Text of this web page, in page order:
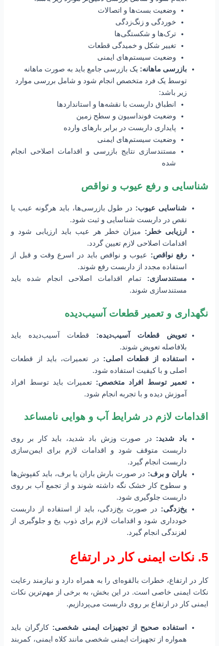
وضعیت بست‌ها و اتصالات
خوردگی و زنگ‌زدگی
ترک‌ها و شکستگی‌ها
تغییر شکل و خمیدگی قطعات
وضعیت سیستم‌های ایمنی
بازرسی ماهانه: یک بازرسی جامع باید به صورت ماهانه
توسط یک فرد متخصص انجام شود و شامل بررسی موارد
زیر باشد:
انطباق داربست با نقشه‌ها و استانداردها
وضعیت فونداسیون و سطح زمین
پایداری داربست در برابر بارهای وارده
وضعیت سیستم‌های ایمنی
مستندسازی نتایج بازرسی و اقدامات اصلاحی انجام
شده
شناسایی و رفع عیوب و نواقص
شناسایی عیوب: در طول بازرسی‌ها، باید هرگونه عیب یا
نقص در داربست شناسایی و ثبت شود.
ارزیابی خطر: میزان خطر هر عیب باید ارزیابی شود و
اقدامات اصلاحی لازم تعیین گردد.
رفع نواقص: عیوب و نواقص باید در اسرع وقت و قبل از
استفاده مجدد از داربست رفع شوند.
مستندسازی: تمام اقدامات اصلاحی انجام شده باید
مستندسازی شوند.
نگهداری و تعمیر قطعات آسیب‌دیده
تعویض قطعات آسیب‌دیده: قطعات آسیب‌دیده باید
بلافاصله تعویض شوند.
استفاده از قطعات اصلی: در تعمیرات، باید از قطعات
اصلی و با کیفیت استفاده شود.
تعمیر توسط افراد متخصص: تعمیرات باید توسط افراد
آموزش دیده و با تجربه انجام شود.
اقدامات لازم در شرایط آب و هوایی نامساعد
باد شدید: در صورت وزش باد شدید، باید کار بر روی
داربست متوقف شود و اقدامات لازم برای ایمن‌سازی
داربست انجام گیرد.
باران و برف: در صورت بارش باران یا برف، باید کفپوش‌ها
و سطوح کار خشک نگه داشته شوند و از تجمع آب بر روی
داربست جلوگیری شود.
یخ‌زدگی: در صورت یخ‌زدگی، باید از استفاده از داربست
خودداری شود و اقدامات لازم برای ذوب یخ و جلوگیری از
لغزندگی انجام گیرد.
5. نکات ایمنی کار در ارتفاع
کار در ارتفاع، خطرات بالقوه‌ای را به همراه دارد و نیازمند رعایت
نکات ایمنی خاصی است. در این بخش، به برخی از مهم‌ترین نکات
ایمنی کار در ارتفاع بر روی داربست می‌پردازیم.
استفاده صحیح از تجهیزات ایمنی شخصی: کارگران باید
همواره از تجهیزات ایمنی شخصی مانند کلاه ایمنی، کمربند